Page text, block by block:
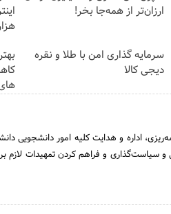
ارزان‌تر از همه‌جا بخر!
سرمایه گذاری امن با طلا و نقره
دیجی کالا
اداره و هدایت کلیه امور دانشجویی
و سیاست‌گذاری و فراهم کردن تمهیدات لازم